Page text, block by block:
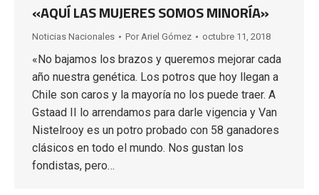
«AQUÍ LAS MUJERES SOMOS MINORÍA»
Noticias Nacionales Por Ariel Gómez octubre 11, 2018
«No bajamos los brazos y queremos mejorar cada
año nuestra genética. Los potros que hoy llegan a
Chile son caros y la mayoría no los puede traer. A
Gstaad II lo arrendamos para darle vigencia y Van
Nistelrooy es un potro probado con 58 ganadores
clásicos en todo el mundo. Nos gustan los
fondistas, pero…